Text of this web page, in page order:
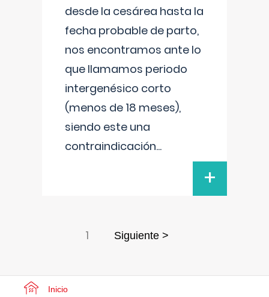
desde la cesárea hasta la
fecha probable de parto,
nos encontramos ante lo
que llamamos periodo
intergenésico corto
(menos de 18 meses),
siendo este una
contraindicación...
+
1 Siguiente >
Inicio